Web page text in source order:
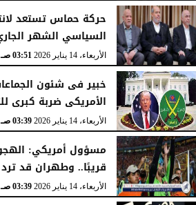
حركة حماس تستعد
السياسي الشهر
الأربعاء، 14 يناير 2026 03:51 صـ
خبير فى شئون
الأمريكى ضربة كبرى
الأربعاء، 14 يناير 2026 03:39 صـ
مسؤول أمريكي:
قريبًا.. وطهران قد
الأربعاء، 14 يناير 2026 03:39 صـ